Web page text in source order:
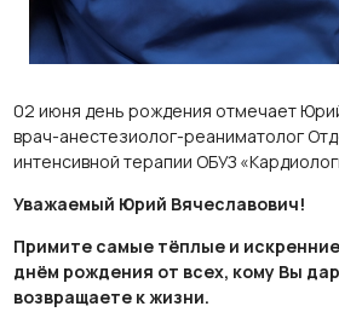
02 июня день рождения отмечает
врач-анестезиолог-реаниматолог
интенсивной терапии ОБУЗ
Уважаемый Юрий Вячеславович!
Примите самые тёплые и
днём рождения от всех, кому Вы
возвращаете к жизни.